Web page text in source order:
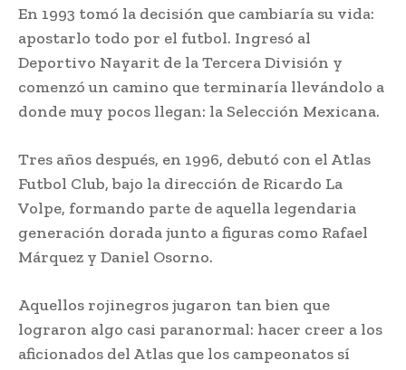
En 1993 tomó la decisión que cambiaría su vida:
apostarlo todo por el futbol. Ingresó al
Deportivo Nayarit de la Tercera División y
comenzó un camino que terminaría llevándolo a
donde muy pocos llegan: la Selección Mexicana.
Tres años después, en 1996, debutó con el Atlas
Futbol Club, bajo la dirección de Ricardo La
Volpe, formando parte de aquella legendaria
generación dorada junto a figuras como Rafael
Márquez y Daniel Osorno.
Aquellos rojinegros jugaron tan bien que
lograron algo casi paranormal: hacer creer a los
aficionados del Atlas que los campeonatos sí